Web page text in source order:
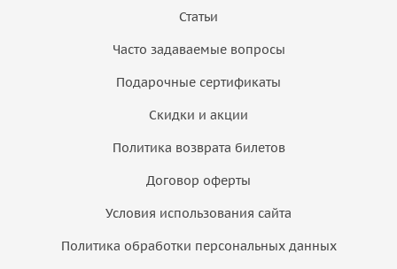
Статьи
Часто задаваемые вопросы
Подарочные сертификаты
Скидки и акции
Политика возврата билетов
Договор оферты
Условия использования сайта
Политика обработки персональных данных